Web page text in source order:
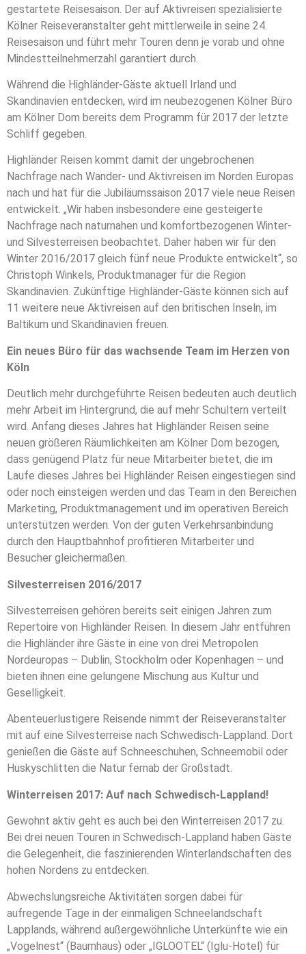
gestartete Reisesaison. Der auf Aktivreisen spezialisierte
Kölner Reiseveranstalter geht mittlerweile in seine 24.
Reisesaison und führt mehr Touren denn je vorab und ohne
Mindestteilnehmerzahl garantiert durch.
Während die Highländer-Gäste aktuell Irland und
Skandinavien entdecken, wird im neubezogenen Kölner Büro
am Kölner Dom bereits dem Programm für 2017 der letzte
Schliff gegeben.
Highländer Reisen kommt damit der ungebrochenen
Nachfrage nach Wander- und Aktivreisen im Norden Europas
nach und hat für die Jubiläumssaison 2017 viele neue Reisen
entwickelt. „Wir haben insbesondere eine gesteigerte
Nachfrage nach naturnahen und komfortbezogenen Winter-
und Silvesterreisen beobachtet. Daher haben wir für den
Winter 2016/2017 gleich fünf neue Produkte entwickelt“, so
Christoph Winkels, Produktmanager für die Region
Skandinavien. Zukünftige Highländer-Gäste können sich auf
11 weitere neue Aktivreisen auf den britischen Inseln, im
Baltikum und Skandinavien freuen.
Ein neues Büro für das wachsende Team im Herzen von
Köln
Deutlich mehr durchgeführte Reisen bedeuten auch deutlich
mehr Arbeit im Hintergrund, die auf mehr Schultern verteilt
wird. Anfang dieses Jahres hat Highländer Reisen seine
neuen größeren Räumlichkeiten am Kölner Dom bezogen,
dass genügend Platz für neue Mitarbeiter bietet, die im
Laufe dieses Jahres bei Highländer Reisen eingestiegen sind
oder noch einsteigen werden und das Team in den Bereichen
Marketing, Produktmanagement und im operativen Bereich
unterstützen werden. Von der guten Verkehrsanbindung
durch den Hauptbahnhof profitieren Mitarbeiter und
Besucher gleichermaßen.
Silvesterreisen 2016/2017
Silvesterreisen gehören bereits seit einigen Jahren zum
Repertoire von Highländer Reisen. In diesem Jahr entführen
die Highländer ihre Gäste in eine von drei Metropolen
Nordeuropas – Dublin, Stockholm oder Kopenhagen – und
bieten ihnen eine gelungene Mischung aus Kultur und
Geselligkeit.
Abenteuerlustigere Reisende nimmt der Reiseveranstalter
mit auf eine Silvesterreise nach Schwedisch-Lappland. Dort
genießen die Gäste auf Schneeschuhen, Schneemobil oder
Huskyschlitten die Natur fernab der Großstadt.
Winterreisen 2017: Auf nach Schwedisch-Lappland!
Gewohnt aktiv geht es auch bei den Winterreisen 2017 zu.
Bei drei neuen Touren in Schwedisch-Lappland haben Gäste
die Gelegenheit, die faszinierenden Winterlandschaften des
hohen Nordens zu entdecken.
Abwechslungsreiche Aktivitäten sorgen dabei für
aufregende Tage in der einmaligen Schneelandschaft
Lapplands, während außergewöhnliche Unterkünfte wie ein
„Vogelnest“ (Baumhaus) oder „IGLOOTEL“ (Iglu-Hotel) für